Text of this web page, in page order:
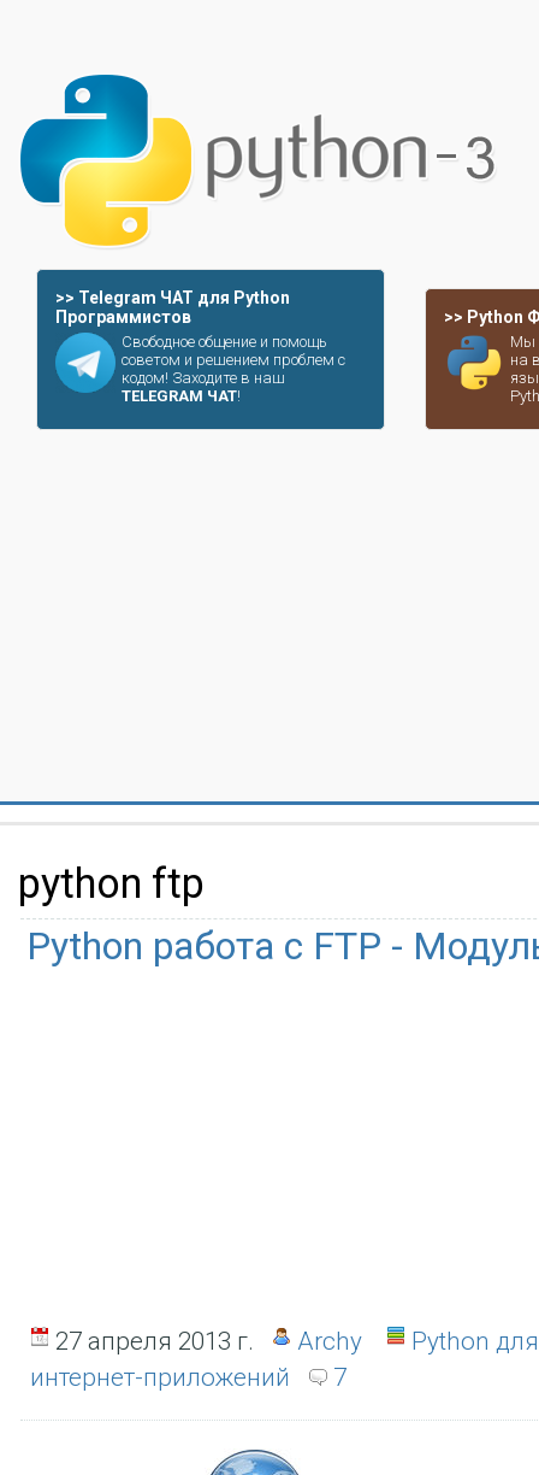
>> Telegram ЧАТ для Python
Программистов
Свободное общение и помощь
советом и решением проблем с
кодом! Заходите в наш
TELEGRAM ЧАТ!
>> Python
Мы
на
python ftp
Python работа с FTP -
27 апреля 2013 г. Archy
Python
интернет-приложений
7